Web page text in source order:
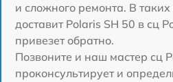
и сложного ремонта. В
доставит Polaris SH 50 в сц
привезет обратно.
Позвоните и наш мастер сц
проконсультирует и